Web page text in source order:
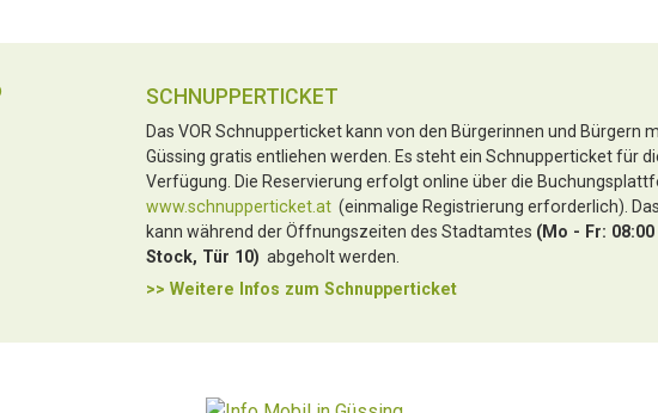
SCHNUPPERTICKET
Das VOR Schnupperticket kann von den Bürgerinnen und Bürgern
Güssing gratis entliehen werden. Es steht ein Schnupperticket für
Verfügung. Die Reservierung erfolgt online über die
www.schnupperticket.at (einmalige Registrierung erforderlich).
kann während der Öffnungszeiten des Stadtamtes (Mo - Fr:
Stock, Tür 10) abgeholt werden.
>> Weitere Infos zum Schnupperticket